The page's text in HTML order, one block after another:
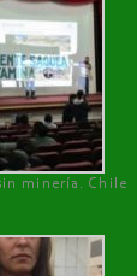
minería. Chile